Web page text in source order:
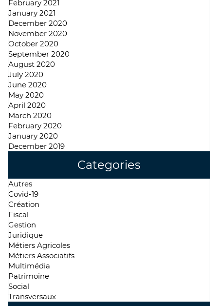
February 2021
January 2021
December 2020
November 2020
October 2020
September 2020
August 2020
July 2020
June 2020
May 2020
April 2020
March 2020
February 2020
January 2020
December 2019
Categories
Autres
Covid-19
Création
Fiscal
Gestion
Juridique
Métiers Agricoles
Métiers Associatifs
Multimédia
Patrimoine
Social
Transversaux